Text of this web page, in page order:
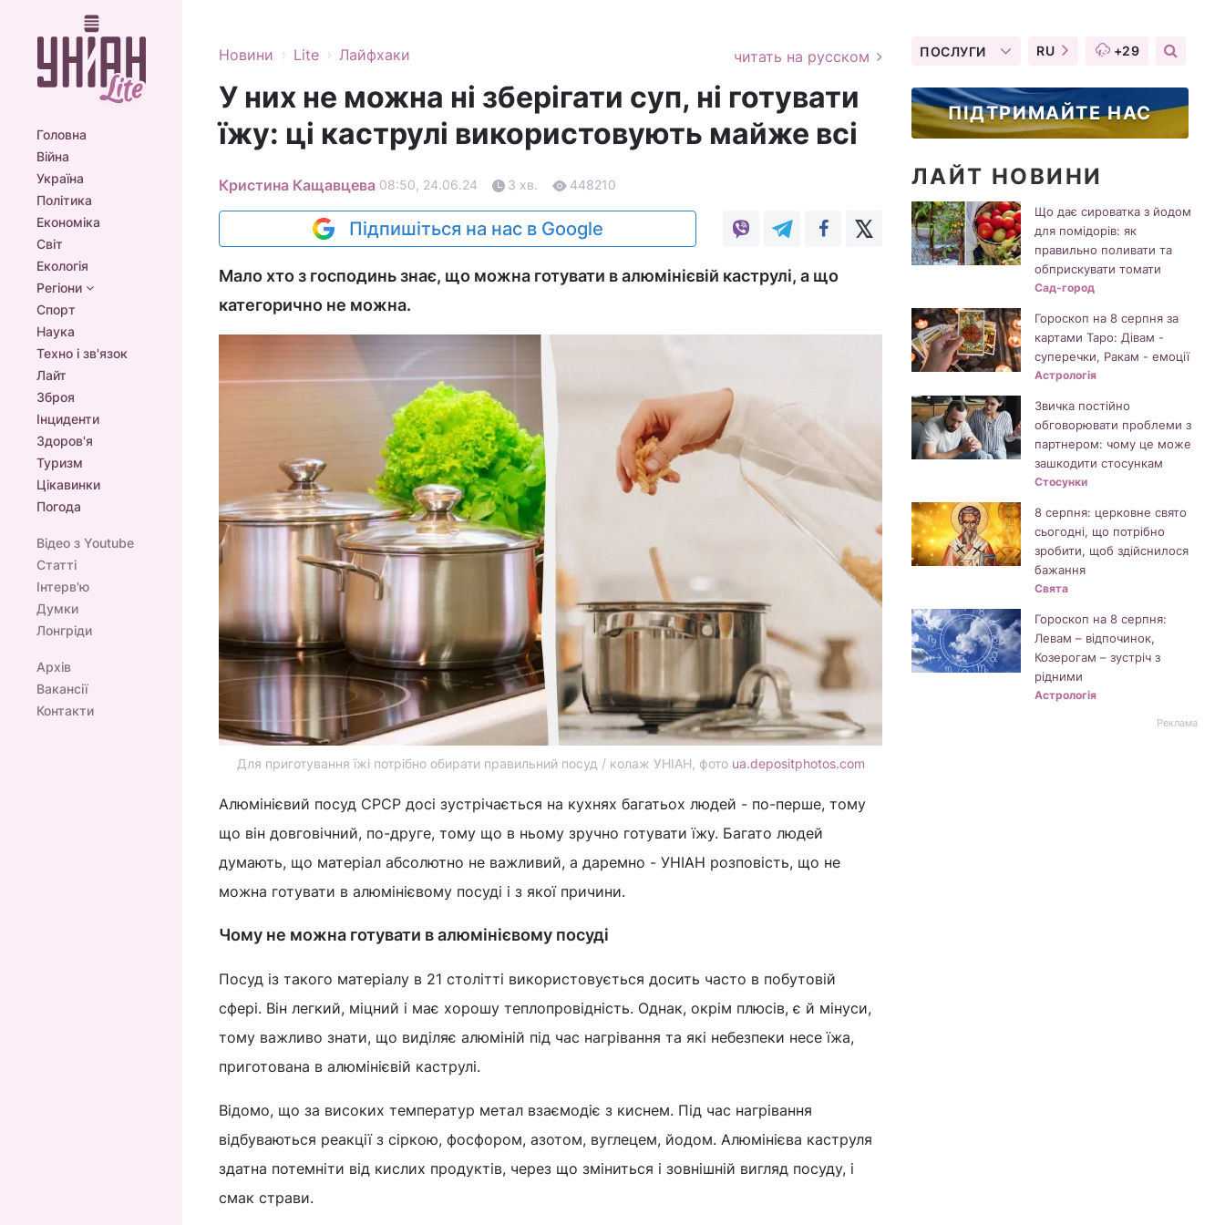
Головна
Війна
Україна
Політика
Економіка
Світ
Екологія
Регіони
Спорт
Наука
Техно і зв'язок
Лайт
Зброя
Інциденти
Здоров'я
Туризм
Цікавинки
Погода
Відео з Youtube
Статті
Інтерв'ю
Думки
Лонгріди
Архів
Вакансії
Контакти
Новини › Lite › Лайфхаки читать на русском
У них не можна ні зберігати суп, ні готувати
їжу: ці каструлі використовують майже всі
Кристина Кащавцева 08:50, 24.06.24 3 хв. 448210
Підпишіться на нас в Google
Мало хто з господинь знає, що можна готувати в алюмінієвій каструлі, а що
категорично не можна.
Для приготування їжі потрібно обирати правильний посуд / колаж УНІАН, фото ua.depositphotos.com
Алюмінієвий посуд СРСР досі зустрічається на кухнях багатьох людей - по-перше, тому
що він довговічний, по-друге, тому що в ньому зручно готувати їжу. Багато людей
думають, що матеріал абсолютно не важливий, а даремно - УНІАН розповість, що не
можна готувати в алюмінієвому посуді і з якої причини.
Чому не можна готувати в алюмінієвому посуді
Посуд із такого матеріалу в 21 столітті використовується досить часто в побутовій
сфері. Він легкий, міцний і має хорошу теплопровідність. Однак, окрім плюсів, є й мінуси,
тому важливо знати, що виділяє алюміній під час нагрівання та які небезпеки несе їжа,
приготована в алюмінієвій каструлі.
Відомо, що за високих температур метал взаємодіє з киснем. Під час нагрівання
відбуваються реакції з сіркою, фосфором, азотом, вуглецем, йодом. Алюмінієва каструля
здатна потемніти від кислих продуктів, через що зміниться і зовнішній вигляд посуду, і
смак страви.
ПОСЛУГИ RU +29
ПІДТРИМАЙТЕ НАС
ЛАЙТ НОВИНИ
Що дає сироватка з йодом
для помідорів: як
правильно поливати та
обприскувати томати
Сад-город
Гороскоп на 8 серпня за
картами Таро: Дівам -
суперечки, Ракам - емоції
Астрологія
Звичка постійно
обговорювати проблеми з
партнером: чому це може
зашкодити стосункам
Стосунки
8 серпня: церковне свято
сьогодні, що потрібно
зробити, щоб здійснилося
бажання
Свята
Гороскоп на 8 серпня:
Левам – відпочинок,
Козерогам – зустріч з
рідними
Астрологія
Реклама